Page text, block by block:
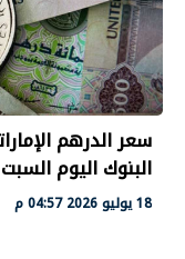
سعر الدرهم
البنوك اليوم السبت 18-7-
18 يوليو 2026 04:57 م